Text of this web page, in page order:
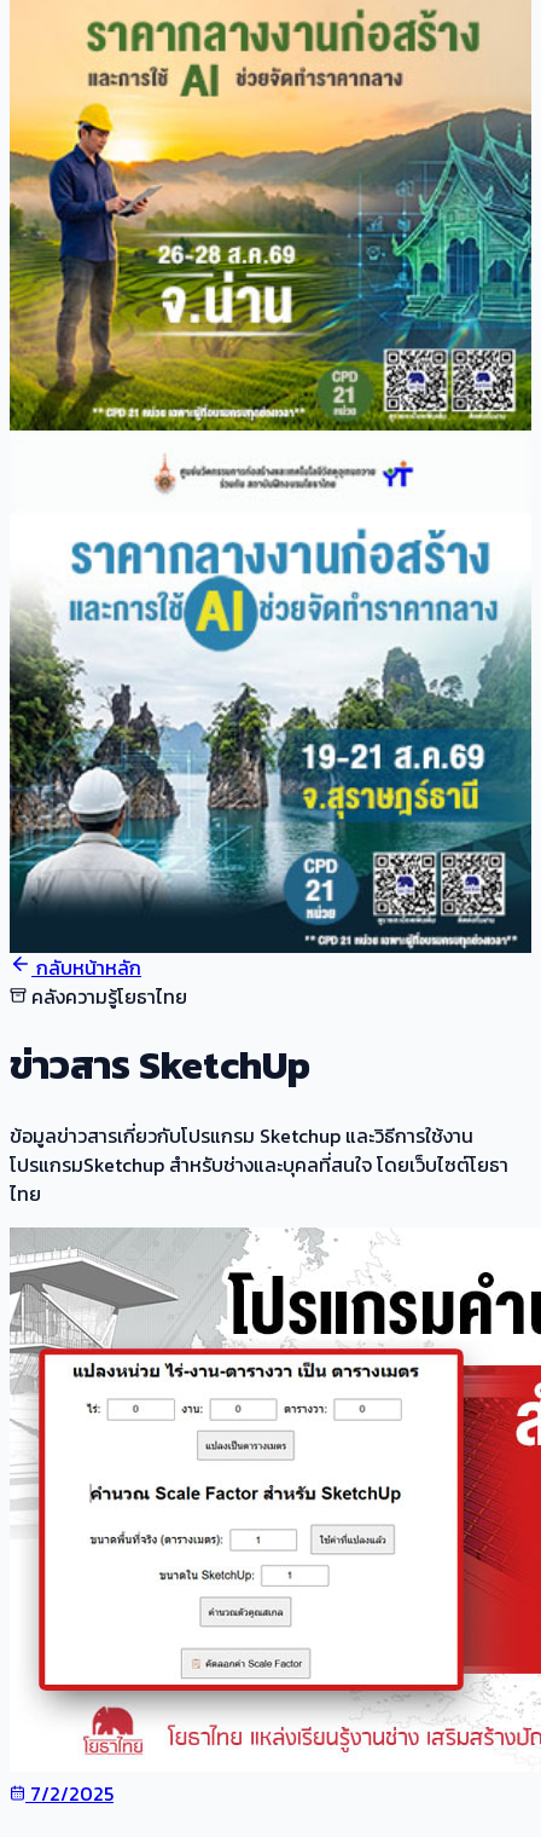
กลับหน้าหลัก
คลังความรู้โยธาไทย
ข่าวสาร SketchUp
ข้อมูลข่าวสารเกี่ยวกับโปรแกรม Sketchup และวิธีการใช้งาน
โปรแกรมSketchup สำหรับช่างและบุคลที่สนใจ โดยเว็บไซต์โยธา
ไทย
7/2/2025